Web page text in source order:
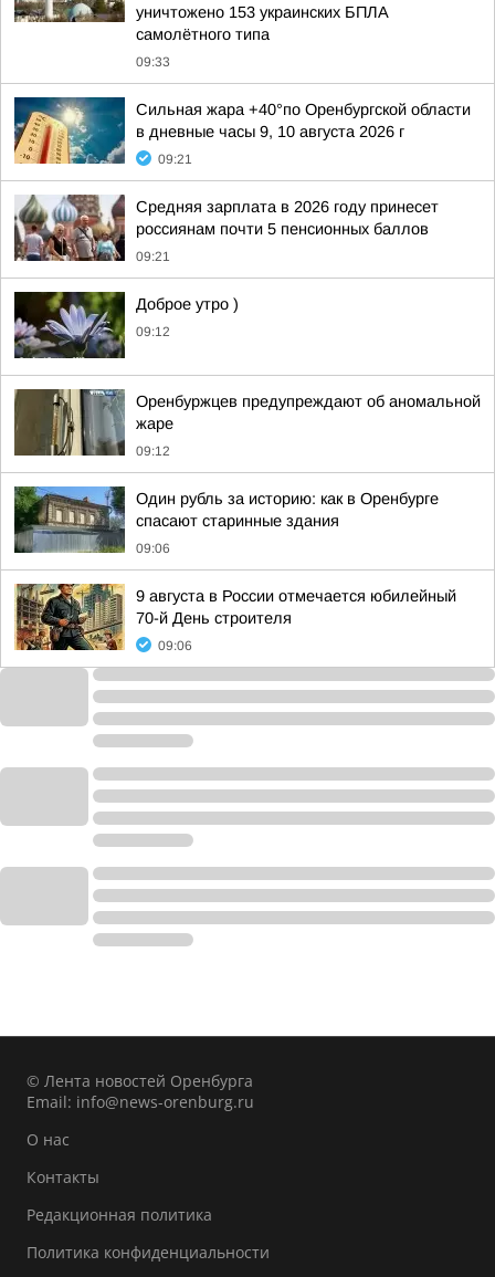
уничтожено 153 украинских БПЛА
самолётного типа
09:33
Сильная жара +40°по Оренбургской области
в дневные часы 9, 10 августа 2026 г
09:21
Средняя зарплата в 2026 году принесет
россиянам почти 5 пенсионных баллов
09:21
Доброе утро )
09:12
Оренбуржцев предупреждают об аномальной
жаре
09:12
Один рубль за историю: как в Оренбурге
спасают старинные здания
09:06
9 августа в России отмечается юбилейный
70-й День строителя
09:06
© Лента новостей Оренбурга
Email: info@news-orenburg.ru
О нас
Контакты
Редакционная политика
Политика конфиденциальности